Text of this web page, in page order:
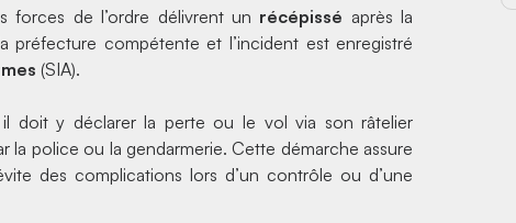
forces de l’ordre délivrent un récépissé après la
préfecture compétente et l’incident est enregistré
(SIA).
doit y déclarer la perte ou le vol via son râtelier
la police ou la gendarmerie. Cette démarche assure
des complications lors d’un contrôle ou d’une